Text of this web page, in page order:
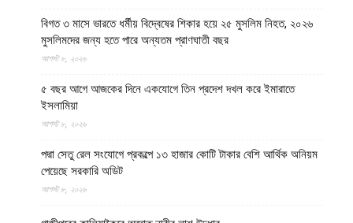
বিগত ৩ মাসে ভারতে ধর্মীয় বিদ্বেষের শিকার হয়ে ২৫ মুসলিম নিহত, ২০২৬
মুসলিমদের জন্য হতে পারে অন্যতম প্রাণঘাতী বছর
আগস্ট ৮, ২০২৬
৫ বছর আগে আজকের দিনে একযোগে তিন প্রদেশ দখল করে ইমারাতে
ইসলামিয়া
আগস্ট ৮, ২০২৬
পদ্মা সেতু রেল সংযোগে প্রকল্পে ১৩ হাজার কোটি টাকার বেশি আর্থিক অনিয়ম
পেয়েছে সরকারি অডিট
আগস্ট ৮, ২০২৬